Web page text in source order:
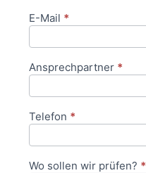
E-Mail *
Ansprechpartner *
Telefon *
Wo sollen wir prüfen? *